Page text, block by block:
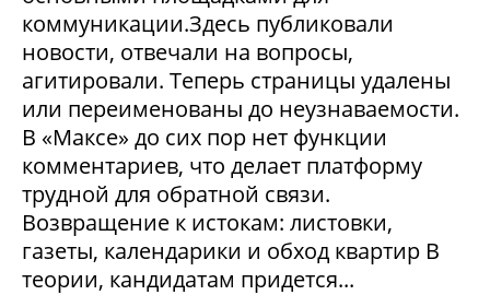
коммуникации.Здесь публиковали
новости, отвечали на вопросы,
агитировали. Теперь страницы удалены
или переименованы до неузнаваемости.
В «Максе» до сих пор нет функции
комментариев, что делает платформу
трудной для обратной связи.
Возвращение к истокам: листовки,
газеты, календарики и обход квартир В
теории, кандидатам придется...